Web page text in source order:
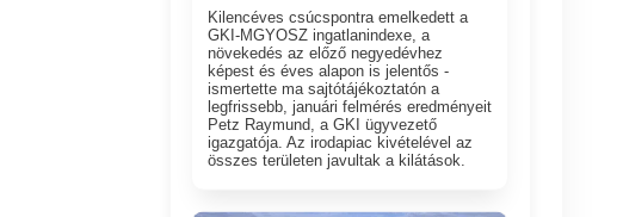
Kilencéves csúcspontra emelkedett a
GKI-MGYOSZ ingatlanindexe, a
növekedés az előző negyedévhez
képest és éves alapon is jelentős -
ismertette ma sajtótájékoztatón a
legfrissebb, januári felmérés eredményeit
Petz Raymund, a GKI ügyvezető
igazgatója. Az irodapiac kivételével az
összes területen javultak a kilátások.